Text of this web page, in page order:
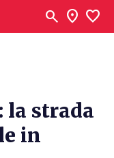
search location_on favorite
la strada
in